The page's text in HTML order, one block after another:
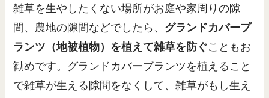
雑草を生やしたくない場所がお庭や家周りの隙
間、農地の隙間などでしたら、 グランドカバープ
ランツ（地被植物）を植えて雑草を防ぐこともお
勧めです。グランドカバープランツを植えること
で雑草が生える隙間をなくして、雑草がもし生え